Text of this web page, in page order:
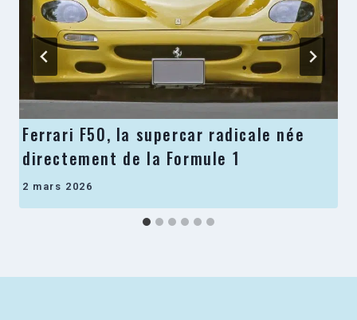
Ferrari F50, la supercar radicale née
directement de la Formule 1
2 mars 2026